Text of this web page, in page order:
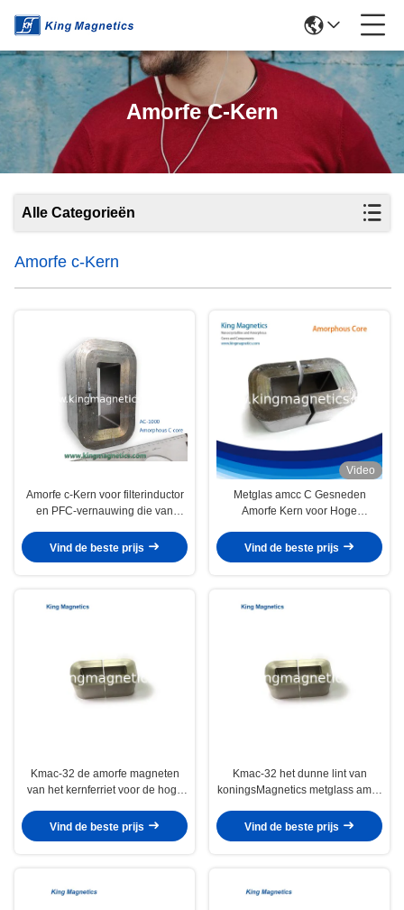
Amorfe C-Kern
Alle Categorieën
Amorfe c-Kern
Amorfe c-Kern voor filterinductor
en PFC-vernauwing die van
kwaliteitslint
Vind de beste prijs
Video
Metglas amcc C Gesneden
Amorfe Kern voor Hoge
Vind de beste prijs
Kmac-32 de amorfe magneten
van het kernferriet voor de hoge
verzadigingsstroom
Vind de beste prijs
Kmac-32 het dunne lint van
koningsMagnetics metglass amcc
Vind de beste prijs